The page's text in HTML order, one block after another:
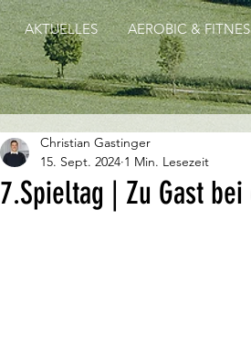
AKTUELLES AEROBIC &
7.Spieltag | Zu Gast
Christian Gastinger
15. Sept. 2024 1 Min. Lesezeit